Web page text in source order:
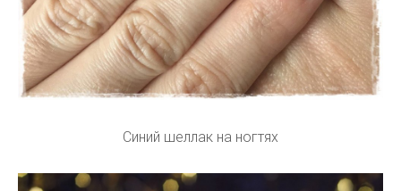
Синий шеллак на ногтях